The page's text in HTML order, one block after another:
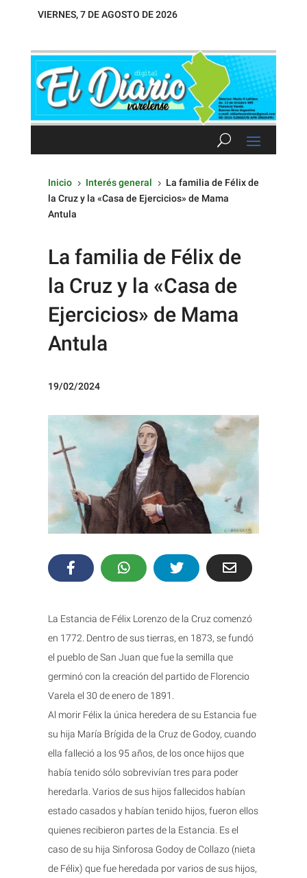
VIERNES, 7 DE AGOSTO DE 2026
Inicio 5 Interés general 5 La familia de Félix de
la Cruz y la «Casa de Ejercicios» de Mama
Antula
La familia de Félix de
la Cruz y la «Casa de
Ejercicios» de Mama
Antula
19/02/2024
La Estancia de Félix Lorenzo de la Cruz comenzó
en 1772. Dentro de sus tierras, en 1873, se fundó
el pueblo de San Juan que fue la semilla que
germinó con la creación del partido de Florencio
Varela el 30 de enero de 1891.
Al morir Félix la única heredera de su Estancia fue
su hija María Brígida de la Cruz de Godoy, cuando
ella falleció a los 95 años, de los once hijos que
había tenido sólo sobrevivían tres para poder
heredarla. Varios de sus hijos fallecidos habían
estado casados y habían tenido hijos, fueron ellos
quienes recibieron partes de la Estancia. Es el
caso de su hija Sinforosa Godoy de Collazo (nieta
de Félix) que fue heredada por varios de sus hijos,